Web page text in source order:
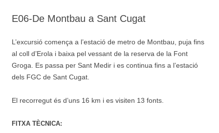
E06-De Montbau a Sant Cugat
L’excursió comença a l’estació de metro de Montbau, puja fins
al coll d’Erola i baixa pel vessant de la reserva de la Font
Groga. Es passa per Sant Medir i es continua fins a l’estació
dels FGC de Sant Cugat.
El recorregut és d’uns 16 km i es visiten 13 fonts.
FITXA TÈCNICA: